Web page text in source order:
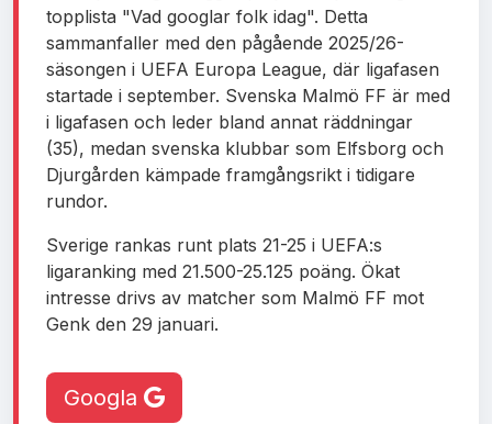
topplista "Vad googlar folk idag". Detta
sammanfaller med den pågående 2025/26-
säsongen i UEFA Europa League, där ligafasen
startade i september. Svenska Malmö FF är med
i ligafasen och leder bland annat räddningar
(35), medan svenska klubbar som Elfsborg och
Djurgården kämpade framgångsrikt i tidigare
rundor.
Sverige rankas runt plats 21-25 i UEFA:s
ligaranking med 21.500-25.125 poäng. Ökat
intresse drivs av matcher som Malmö FF mot
Genk den 29 januari.
Googla